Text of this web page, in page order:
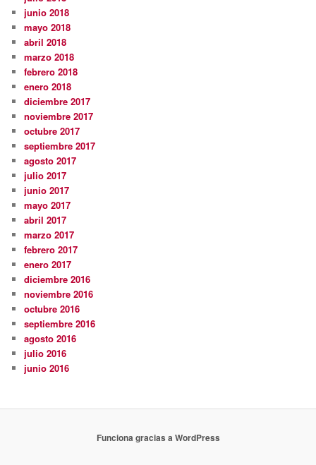
junio 2018
mayo 2018
abril 2018
marzo 2018
febrero 2018
enero 2018
diciembre 2017
noviembre 2017
octubre 2017
septiembre 2017
agosto 2017
julio 2017
junio 2017
mayo 2017
abril 2017
marzo 2017
febrero 2017
enero 2017
diciembre 2016
noviembre 2016
octubre 2016
septiembre 2016
agosto 2016
julio 2016
junio 2016
Funciona gracias a WordPress